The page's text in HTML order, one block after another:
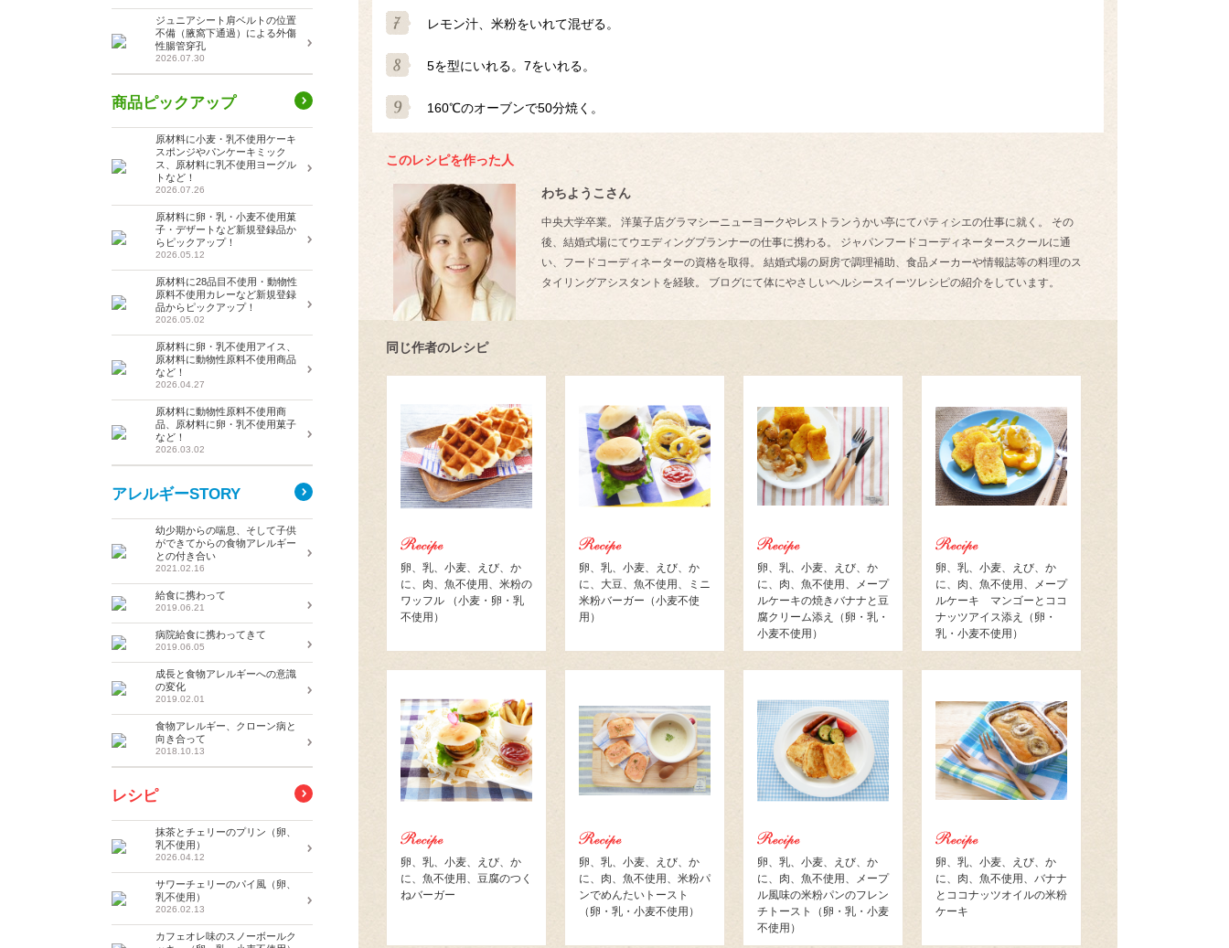
レモン汁、米粉をいれて混ぜる。
5を型にいれる。7をいれる。
160℃のオーブンで50分焼く。
このレシピを作った人
わちようこさん
中央大学卒業。 洋菓子店グラマシーニューヨークやレストランうかい亭にてパティシエの仕事に就く。 その
後、結婚式場にてウエディングプランナーの仕事に携わる。 ジャパンフードコーディネータースクールに通
い、フードコーディネーターの資格を取得。 結婚式場の厨房で調理補助、食品メーカーや情報誌等の料理のス
タイリングアシスタントを経験。 ブログにて体にやさしいヘルシースイーツレシピの紹介をしています。
同じ作者のレシピ
卵、乳、小麦、えび、か
に、肉、魚不使用、米粉の
ワッフル （小麦・卵・乳
不使用）
卵、乳、小麦、えび、か
に、大豆、魚不使用、ミニ
米粉バーガー（小麦不使
用）
卵、乳、小麦、えび、か
に、肉、魚不使用、メープ
ルケーキの焼きバナナと豆
腐クリーム添え（卵・乳・
小麦不使用）
卵、乳、小麦、えび、か
に、肉、魚不使用、メープ
ルケーキ マンゴーとココ
ナッツアイス添え（卵・
乳・小麦不使用）
卵、乳、小麦、えび、か
に、魚不使用、豆腐のつく
ねバーガー
卵、乳、小麦、えび、か
に、肉、魚不使用、米粉パ
ンでめんたいトースト
（卵・乳・小麦不使用）
卵、乳、小麦、えび、か
に、肉、魚不使用、メープ
ル風味の米粉パンのフレン
チトースト（卵・乳・小麦
不使用）
卵、乳、小麦、えび、か
に、肉、魚不使用、バナナ
とココナッツオイルの米粉
ケーキ
ジュニアシート肩ベルトの位置
不備（腋窩下通過）による外傷
性腸管穿孔
2026.07.30
商品ピックアップ
原材料に小麦・乳不使用ケーキ
スポンジやパンケーキミック
ス、原材料に乳不使用ヨーグル
トなど！
2026.07.26
原材料に卵・乳・小麦不使用菓
子・デザートなど新規登録品か
らピックアップ！
2026.05.12
原材料に28品目不使用・動物性
原料不使用カレーなど新規登録
品からピックアップ！
2026.05.02
原材料に卵・乳不使用アイス、
原材料に動物性原料不使用商品
など！
2026.04.27
原材料に動物性原料不使用商
品、原材料に卵・乳不使用菓子
など！
2026.03.02
アレルギーSTORY
幼少期からの喘息、そして子供
ができてからの食物アレルギー
との付き合い
2021.02.16
給食に携わって
2019.06.21
病院給食に携わってきて
2019.06.05
成長と食物アレルギーへの意識
の変化
2019.02.01
食物アレルギー、クローン病と
向き合って
2018.10.13
レシピ
抹茶とチェリーのプリン（卵、
乳不使用）
2026.04.12
サワーチェリーのパイ風（卵、
乳不使用）
2026.02.13
カフェオレ味のスノーボールク